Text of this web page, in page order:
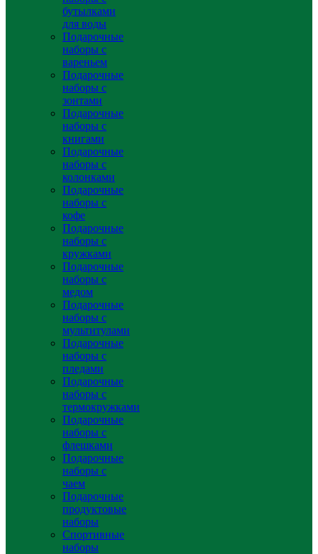
бутылками
для воды
Подарочные
наборы с
вареньем
Подарочные
наборы с
зонтами
Подарочные
наборы с
книгами
Подарочные
наборы с
колонками
Подарочные
наборы с
кофе
Подарочные
наборы с
кружками
Подарочные
наборы с
медом
Подарочные
наборы с
мультитулами
Подарочные
наборы с
пледами
Подарочные
наборы с
термокружками
Подарочные
наборы с
флешками
Подарочные
наборы с
чаем
Подарочные
продуктовые
наборы
Спортивные
наборы